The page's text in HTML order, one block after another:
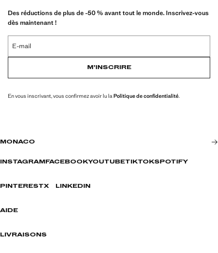
Des réductions de plus de -50 % avant tout le monde. Inscrivez-vous
dès maintenant !
E-mail
M’INSCRIRE
En vous inscrivant, vous confirmez avoir lu la Politique de confidentialité.
MONACO
INSTAGRAM FACEBOOKYOUTUBETIKTOKSPOTIFY
PINTERESTX LINKEDIN
AIDE
LIVRAISONS